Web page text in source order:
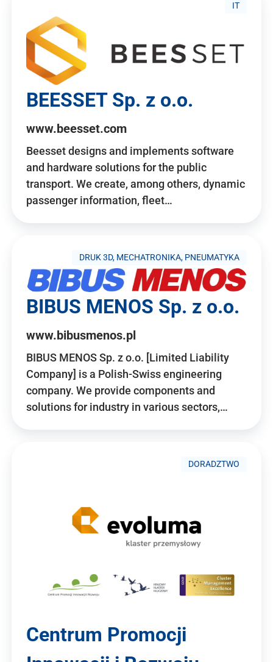
IT
BEESSET Sp. z o.o.
www.beesset.com
Beesset designs and implements software
and hardware solutions for the public
transport. We create, among others, dynamic
passenger information, fleet…
DRUK 3D, MECHATRONIKA, PNEUMATYKA
BIBUS MENOS Sp. z o.o.
www.bibusmenos.pl
BIBUS MENOS Sp. z o.o. [Limited Liability
Company] is a Polish-Swiss engineering
company. We provide components and
solutions for industry in various sectors,…
DORADZTWO
Centrum Promocji